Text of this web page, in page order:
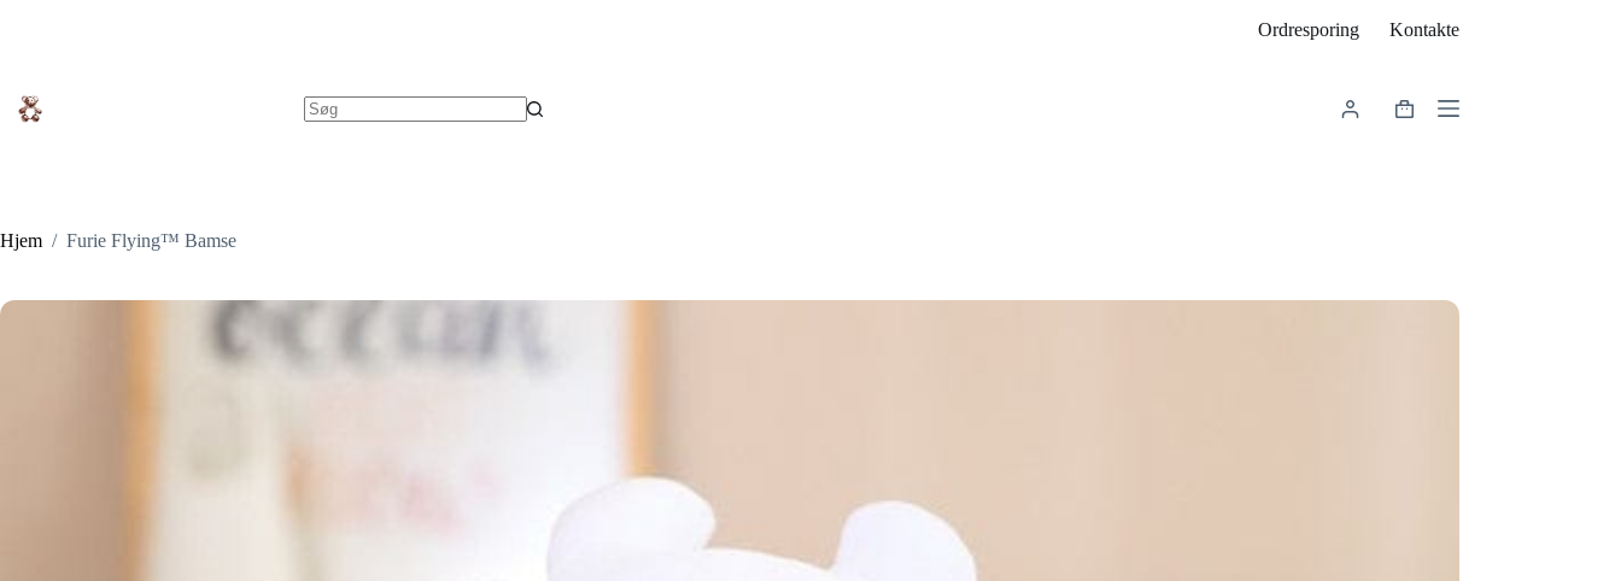
Ordresporing Kontakte
Indkøbskurv
Hjem / Furie Flying™ Bamse